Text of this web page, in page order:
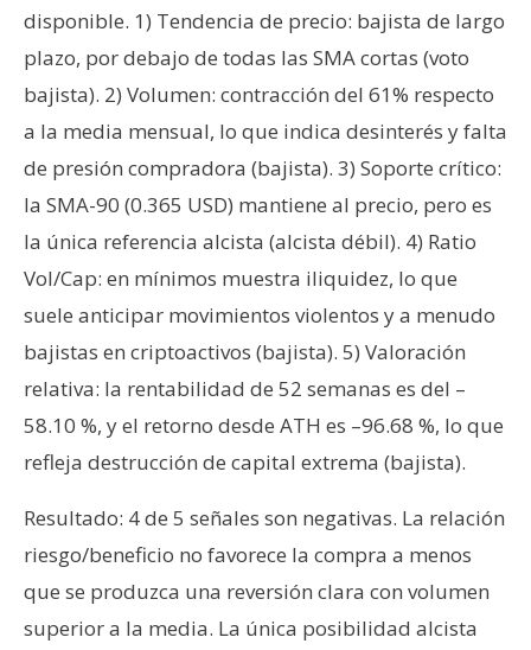
disponible. 1) Tendencia de precio: bajista de largo
plazo, por debajo de todas las SMA cortas (voto
bajista). 2) Volumen: contracción del 61% respecto
a la media mensual, lo que indica desinterés y falta
de presión compradora (bajista). 3) Soporte crítico:
la SMA-90 (0.365 USD) mantiene al precio, pero es
la única referencia alcista (alcista débil). 4) Ratio
Vol/Cap: en mínimos muestra iliquidez, lo que
suele anticipar movimientos violentos y a menudo
bajistas en criptoactivos (bajista). 5) Valoración
relativa: la rentabilidad de 52 semanas es del –
58.10 %, y el retorno desde ATH es –96.68 %, lo que
refleja destrucción de capital extrema (bajista).
Resultado: 4 de 5 señales son negativas. La relación
riesgo/beneficio no favorece la compra a menos
que se produzca una reversión clara con volumen
superior a la media. La única posibilidad alcista